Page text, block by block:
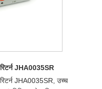
JHA0035SR
JHA0035SR, उच्च